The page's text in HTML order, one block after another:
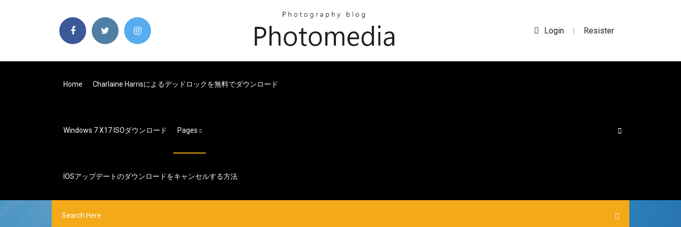
Login | Resister
Home Charlaine Harrisによるデッドロックを無料でダウンロード
Windows 7 X17 ISOダウンロード Pages
IOSアップデートのダウンロードをキャンセルする方法